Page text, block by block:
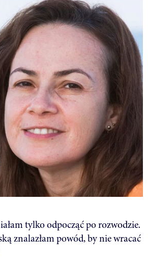
tylko odpocząć po rozwodzie.
znalazłam powód, by nie wracać